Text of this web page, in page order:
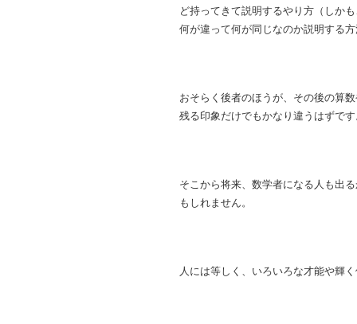
ど持ってきて説明するやり方（しか
何が違って何が同じなのか説明する
おそらく後者のほうが、その後の算
残る印象だけでもかなり違うはずで
そこから将来、数学者になる人も出
もしれません。
人には等しく、いろいろな才能や輝